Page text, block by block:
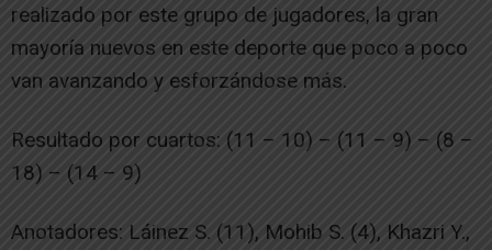
realizado por este grupo de jugadores, la gran
mayoría nuevos en este deporte que poco a poco
van avanzando y esforzándose más.
Resultado por cuartos: (11 – 10) – (11 – 9) – (8 –
18) – (14 – 9)
Anotadores: Láinez S. (11), Mohib S. (4), Khazri Y.,